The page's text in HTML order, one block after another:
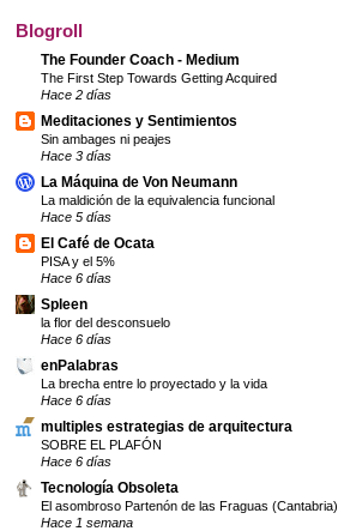
Blogroll
The Founder Coach - Medium
The First Step Towards Getting Acquired
Hace 2 días
Meditaciones y Sentimientos
Sin ambages ni peajes
Hace 3 días
La Máquina de Von Neumann
La maldición de la equivalencia funcional
Hace 5 días
El Café de Ocata
PISA y el 5%
Hace 6 días
Spleen
la flor del desconsuelo
Hace 6 días
enPalabras
La brecha entre lo proyectado y la vida
Hace 6 días
multiples estrategias de arquitectura
SOBRE EL PLAFÓN
Hace 6 días
Tecnología Obsoleta
El asombroso Partenón de las Fraguas (Cantabria)
Hace 1 semana